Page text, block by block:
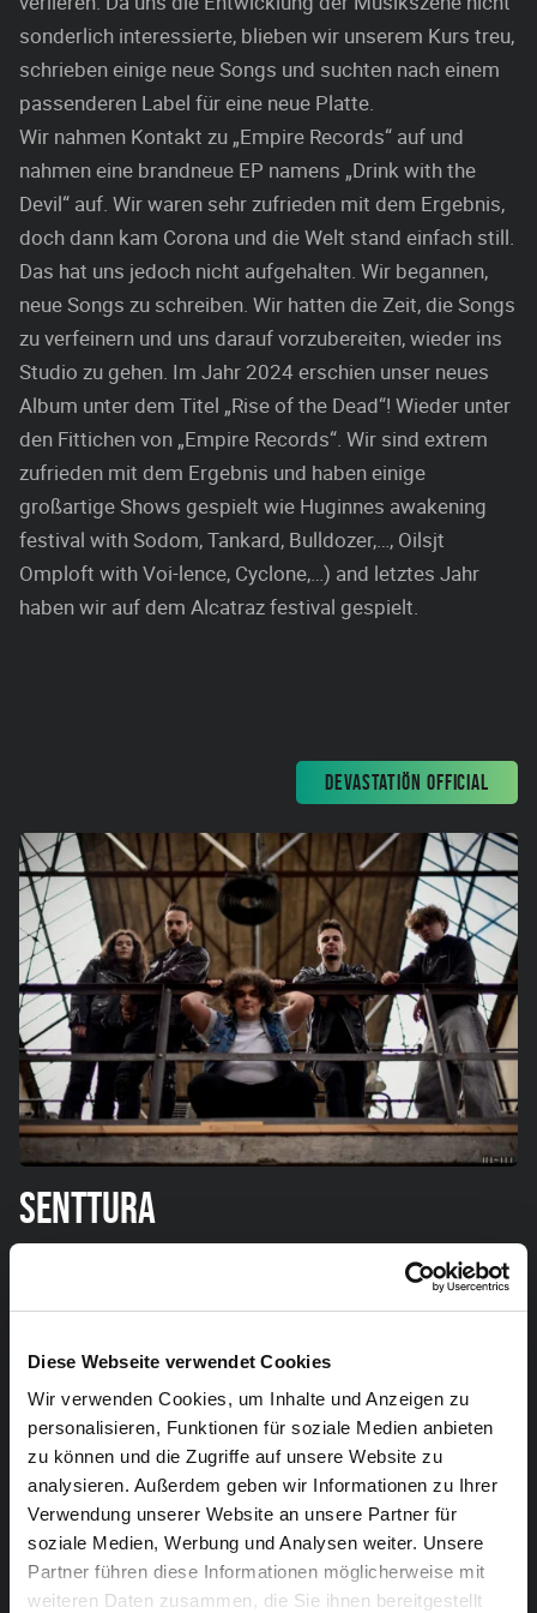
Diese Webseite verwendet Cookies
Wir verwenden Cookies, um Inhalte und Anzeigen zu
personalisieren, Funktionen für soziale Medien anbieten
zu können und die Zugriffe auf unsere Website zu
analysieren. Außerdem geben wir Informationen zu Ihrer
Verwendung unserer Website an unsere Partner für
soziale Medien, Werbung und Analysen weiter. Unsere
Partner führen diese Informationen möglicherweise mit
weiteren Daten zusammen, die Sie ihnen bereitgestellt
sonderlich interessierte, blieben wir unserem Kurs treu,
schrieben einige neue Songs und suchten nach einem
passenderen Label für eine neue Platte.
Wir nahmen Kontakt zu „Empire Records“ auf und
nahmen eine brandneue EP namens „Drink with the
Devil“ auf. Wir waren sehr zufrieden mit dem Ergebnis,
doch dann kam Corona und die Welt stand einfach still.
Das hat uns jedoch nicht aufgehalten. Wir begannen,
neue Songs zu schreiben. Wir hatten die Zeit, die Songs
zu verfeinern und uns darauf vorzubereiten, wieder ins
Studio zu gehen. Im Jahr 2024 erschien unser neues
Album unter dem Titel „Rise of the Dead“! Wieder unter
den Fittichen von „Empire Records“. Wir sind extrem
zufrieden mit dem Ergebnis und haben einige
großartige Shows gespielt wie Huginnes awakening
festival with Sodom, Tankard, Bulldozer,…, Oilsjt
Omploft with Voi-lence, Cyclone,…) and letztes Jahr
haben wir auf dem Alcatraz festival gespielt.
DEVASTATIÖN OFFICIAL
SENTTURA
Senttura ist eine Thrash-/Speed-Metal-Band aus
Lüttich, Belgien, die 2020 gegründet wurde. Durch die
Band einen eigenen Sound, der sowohl
unverwechselbar als auch kompromisslos ist,
kompositorisch abwechslungsreich, aber dennoch im
Old-School-Geist verwurzelt, der die Klassiker des
Genres auszeichnet.
Auf der Bühne werden ihre scharfen Riffs und rasanten
Rhythmen sicherlich so manchen Zuschauer zum